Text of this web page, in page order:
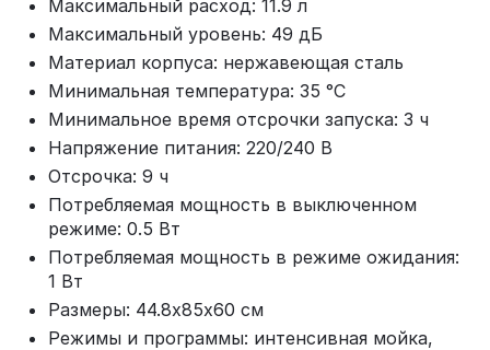
Максимальный расход: 11.9 л
Максимальный уровень: 49 дБ
Материал корпуса: нержавеющая сталь
Минимальная температура: 35 °С
Минимальное время отсрочки запуска: 3 ч
Напряжение питания: 220/240 В
Отсрочка: 9 ч
Потребляемая мощность в выключенном
режиме: 0.5 Вт
Потребляемая мощность в режиме ожидания:
1 Вт
Размеры: 44.8х85х60 см
Режимы и программы: интенсивная мойка,